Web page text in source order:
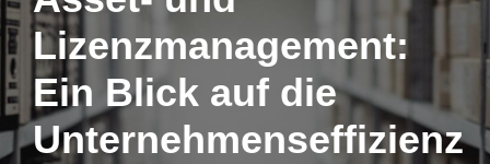
Lizenzmanagement:
Ein Blick auf die
Unternehmenseffizienz